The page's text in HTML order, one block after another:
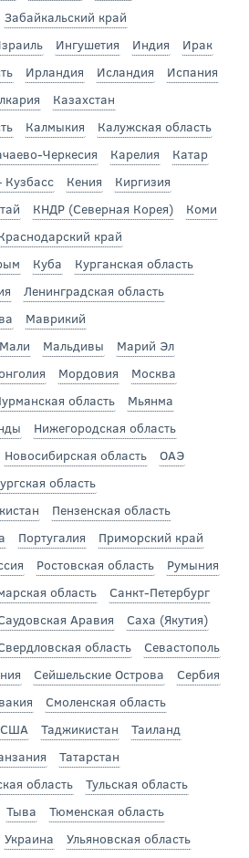
Забайкальский край
Ингушетия Индия
Ирак
Ирландия Исландия
Испания
Казахстан
Калмыкия
Калужская область
Черкесия Карелия
Катар
Кузбасс
Кения
Киргизия
КНДР (Северная Корея)
Коми
край
Куба
Курганская область
Ленинградская область
Маврикий
Мали Мальдивы
Марий Эл
Мордовия
Москва
область
Мьянма
Нижегородская область
Новосибирская область
ОАЭ
область
Пензенская область
Португалия
Приморский край
Ростовская область
Румыния
область
Санкт-Петербург
Аравия
Саха (Якутия)
область
Севастополь
Сейшельские Острова
Сербия
Смоленская область
США Таджикистан
Таиланд
Татарстан
область
Тульская область
Тыва
Тюменская область
Украина
Ульяновская область